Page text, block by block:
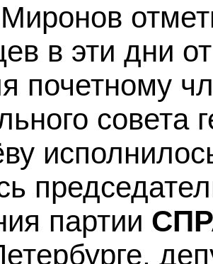
в эти дни
почетному
совета
партии